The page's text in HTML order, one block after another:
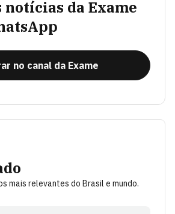
notícias da Exame
no canal da Exame
mais relevantes do Brasil e mundo.